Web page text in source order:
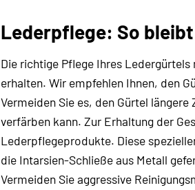
Lederpflege: So
Die richtige Pflege Ihres
erhalten. Wir empfehlen Ihnen, den
Vermeiden Sie es, den Gürtel
verfärben kann. Zur Erhaltung der
Lederpflegeprodukte. Diese
die Intarsien-Schließe aus Metall
Vermeiden Sie aggressive